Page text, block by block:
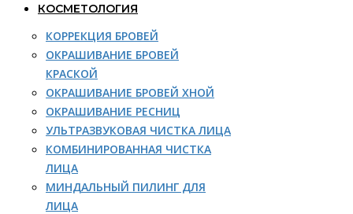
КОСМЕТОЛОГИЯ
КОРРЕКЦИЯ БРОВЕЙ
ОКРАШИВАНИЕ БРОВЕЙ
КРАСКОЙ
ОКРАШИВАНИЕ БРОВЕЙ ХНОЙ
ОКРАШИВАНИЕ РЕСНИЦ
УЛЬТРАЗВУКОВАЯ ЧИСТКА ЛИЦА
КОМБИНИРОВАННАЯ ЧИСТКА
ЛИЦА
МИНДАЛЬНЫЙ ПИЛИНГ ДЛЯ
ЛИЦА